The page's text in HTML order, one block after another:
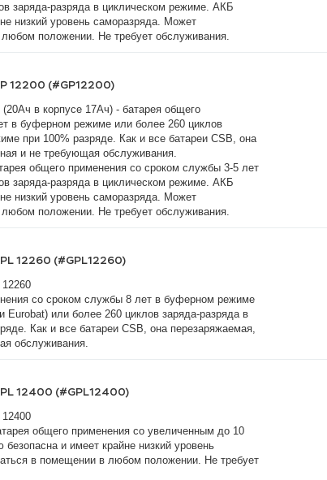
заряда-разряда в циклическом режиме. АКБ
низкий уровень саморазряда. Может
положении. Не требует обслуживания.
12200 (#GP12200)
в корпусе 17Ач) - батарея общего
в буферном режиме или более 260 циклов
при 100% разряде. Как и все батареи CSB, она
и не требующая обслуживания.
общего применения со сроком службы 3-5 лет
заряда-разряда в циклическом режиме. АКБ
низкий уровень саморазряда. Может
положении. Не требует обслуживания.
12260 (#GPL12260)
со сроком службы 8 лет в буферном режиме
Eurobat) или более 260 циклов заряда-разряда в
Как и все батареи CSB, она перезаряжаемая,
обслуживания.
12400 (#GPL12400)
общего применения со увеличенным до 10
и имеет крайне низкий уровень
в помещении в любом положении. Не требует